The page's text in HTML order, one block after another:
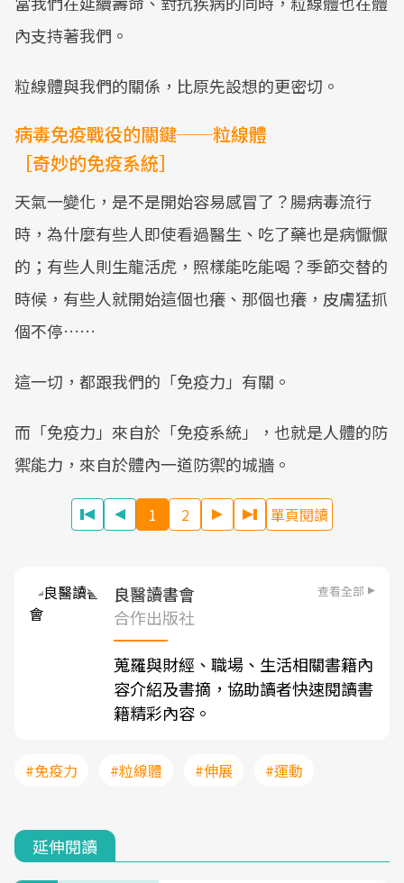
內支持著我們。
粒線體與我們的關係，比原先設想的更密切。
病毒免疫戰役的關鍵──粒線體
［奇妙的免疫系統］
天氣一變化，是不是開始容易感冒了？腸病毒流行
時，為什麼有些人即使看過醫生、吃了藥也是病懨懨
的；有些人則生龍活虎，照樣能吃能喝？季節交替的
時候，有些人就開始這個也癢、那個也癢，皮膚猛抓
個不停……
這一切，都跟我們的「免疫力」有關。
而「免疫力」來自於「免疫系統」，也就是人體的防
禦能力，來自於體內一道防禦的城牆。
1 2 單頁閱讀
良醫讀書會 查看全部
合作出版社
蒐羅與財經、職場、生活相關書籍內
容介紹及書摘，協助讀者快速閱讀書
籍精彩內容。
#免疫力 #粒線體 #伸展 #運動
延伸閱讀